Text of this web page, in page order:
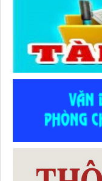
1983 /QĐ-
QUYẾT ĐỊNH
nguy cơ, người có
nhiễm tại cộng đồng”
Thời gian đăng: 07/
lượt xem: 280 | lượt
2710 / QĐ-
QUYẾT ĐỊNH
thuật tỉnh lần thứ I
Số :486 / TTYT-